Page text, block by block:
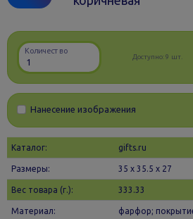
Количество
Доступно:9 шт.
Нанесение изображения
Каталог: gifts.ru
Размеры: 35 х 35.5 x 27
Вес товара (г.): 333.33
Материал: фарфор;